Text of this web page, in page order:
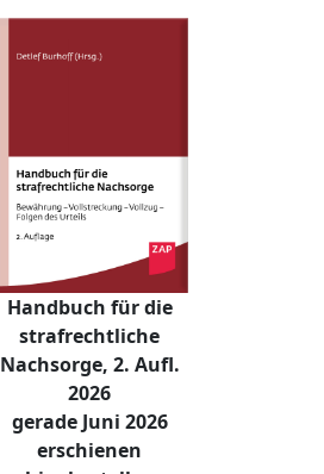
Handbuch für die
strafrechtliche
Nachsorge, 2. Aufl.
2026
gerade Juni 2026
erschienen